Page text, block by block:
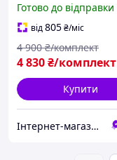
порцій + Шейкер
Готово до відправки
від805₴/міс
4 830₴/комплект
4 900 ₴/комплект
Купити
Інтернет-магазин MixMarket